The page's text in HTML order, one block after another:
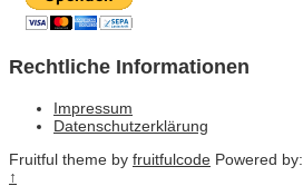
Rechtliche Informationen
Impressum
Datenschutzerklärung
Fruitful theme by fruitfulcode Powered by:
↑